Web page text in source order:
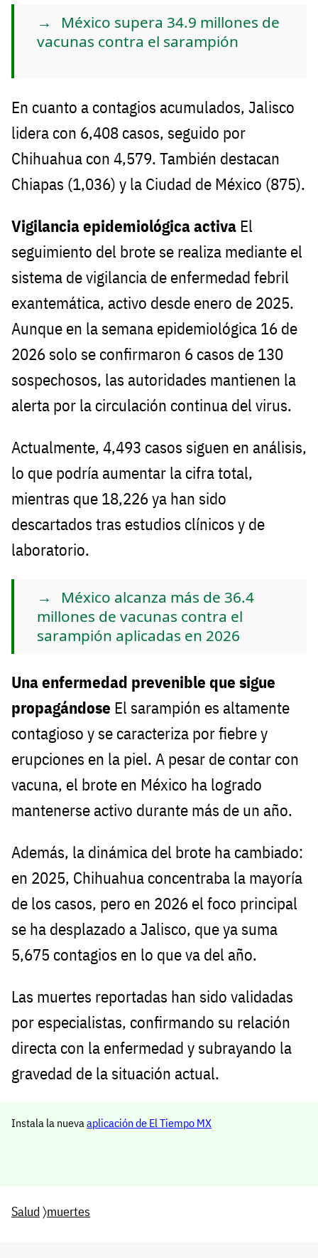
México supera 34.9 millones de
vacunas contra el sarampión
En cuanto a contagios acumulados, Jalisco
lidera con 6,408 casos, seguido por
Chihuahua con 4,579. También destacan
Chiapas (1,036) y la Ciudad de México (875).
Vigilancia epidemiológica activa El
seguimiento del brote se realiza mediante el
sistema de vigilancia de enfermedad febril
exantemática, activo desde enero de 2025.
Aunque en la semana epidemiológica 16 de
2026 solo se confirmaron 6 casos de 130
sospechosos, las autoridades mantienen la
alerta por la circulación continua del virus.
Actualmente, 4,493 casos siguen en análisis,
lo que podría aumentar la cifra total,
mientras que 18,226 ya han sido
descartados tras estudios clínicos y de
laboratorio.
México alcanza más de 36.4
millones de vacunas contra el
sarampión aplicadas en 2026
Una enfermedad prevenible que sigue
propagándose El sarampión es altamente
contagioso y se caracteriza por fiebre y
erupciones en la piel. A pesar de contar con
vacuna, el brote en México ha logrado
mantenerse activo durante más de un año.
Además, la dinámica del brote ha cambiado:
en 2025, Chihuahua concentraba la mayoría
de los casos, pero en 2026 el foco principal
se ha desplazado a Jalisco, que ya suma
5,675 contagios en lo que va del año.
Las muertes reportadas han sido validadas
por especialistas, confirmando su relación
directa con la enfermedad y subrayando la
gravedad de la situación actual.
Instala la nuevaaplicación de El Tiempo MX
Salud 〉muertes